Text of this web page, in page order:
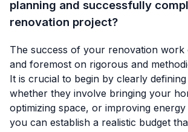
planning and successfully
renovation project?
The success of your renovation work
and foremost on rigorous and
It is crucial to begin by clearly
whether they involve bringing your
optimizing space, or improving
you can establish a realistic budget